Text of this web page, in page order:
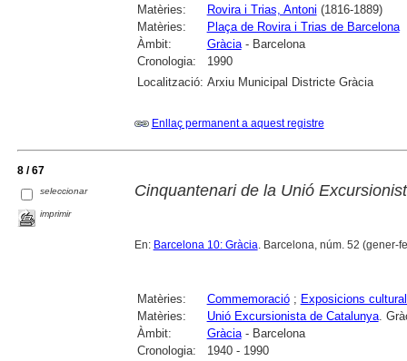
Matèries:
Rovira i Trias, Antoni (1816-1889)
Matèries:
Plaça de Rovira i Trias de Barcelona
Àmbit:
Gràcia- Barcelona
Cronologia:
1990
Localització: Arxiu Municipal Districte Gràcia
Enllaç permanent a aquest registre
8 / 67
seleccionar
imprimir
Cinquantenari de la Unió
En: Barcelona 10: Gràcia . Barcelona, núm. 52 (gener-
Matèries: Commemoració; Exposicions
Matèries:
Unió Excursionista de Catalunya.
Àmbit:
Gràcia- Barcelona
Cronologia:
1940 - 1990